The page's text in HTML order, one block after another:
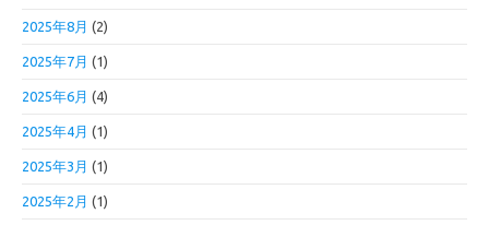
2025年8月 (2)
2025年7月 (1)
2025年6月 (4)
2025年4月 (1)
2025年3月 (1)
2025年2月 (1)